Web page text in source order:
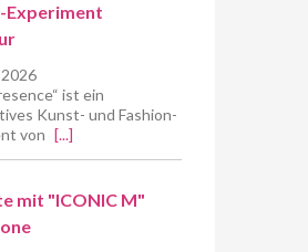
Experiment
ist ein
Kunst- und Fashion-
von [...]
mit "ICONIC M"